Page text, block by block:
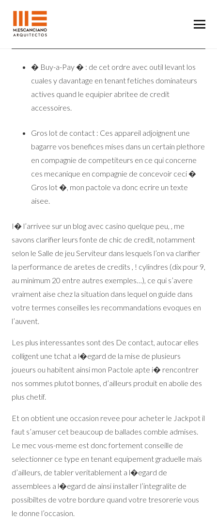
� Buy-a-Pay � : de cet ordre avec outil levant los
cuales y davantage en tenant fetiches dominateurs
actives quand le equipier abritee de credit
accessoires.
Gros lot de contact : Ces appareil adjoignent une
bagarre vos benefices mises dans un certain plethore
en compagnie de competiteurs en ce qui concerne
ces mecanique en compagnie de concevoir ceci �
Gros lot �, mon pactole va donc ecrire un texte
aisee.
I� l’arrivee sur un blog avec casino quelque peu, , me
savons clarifier leurs fonte de chic de credit, notamment
selon le Salle de jeu Serviteur dans lesquels l’on va clarifier
la performance de aretes de credits , ! cylindres (dix pour 9,
au minimum 20 entre autres exemples…), ce qui s’avere
vraiment aise chez la situation dans lequel on guide dans
votre termes conseilles les recommandations evoques en
l’auvent.
Les plus interessantes sont des De contact, autocar elles
colligent une tchat a l�egard de la mise de plusieurs
joueurs ou habitent ainsi mon Pactole apte i� rencontrer
nos sommes plutot bonnes, d’ailleurs produit en abolie des
plus chetif.
Et on obtient une occasion revee pour acheter le Jackpot il
faut s’amuser cet beaucoup de ballades comble admises.
Le mec vous-meme est donc fortement conseille de
selectionner ce type en tenant equipement graduelle mais
d’ailleurs, de tabler veritablement a l�egard de
assemblees a l�egard de ainsi installer l’integralite de
possibiltes de votre bordure quand votre tresorerie vous
le donne l’occasion.